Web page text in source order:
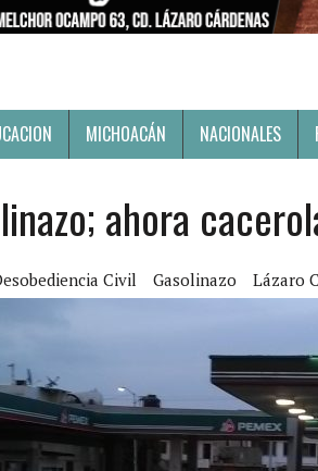
MICHOACÁN NACIONALES
ahora
Civil Gasolinazo Lázaro